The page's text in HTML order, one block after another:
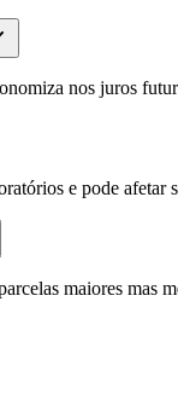
nos juros
e pode
maiores mas